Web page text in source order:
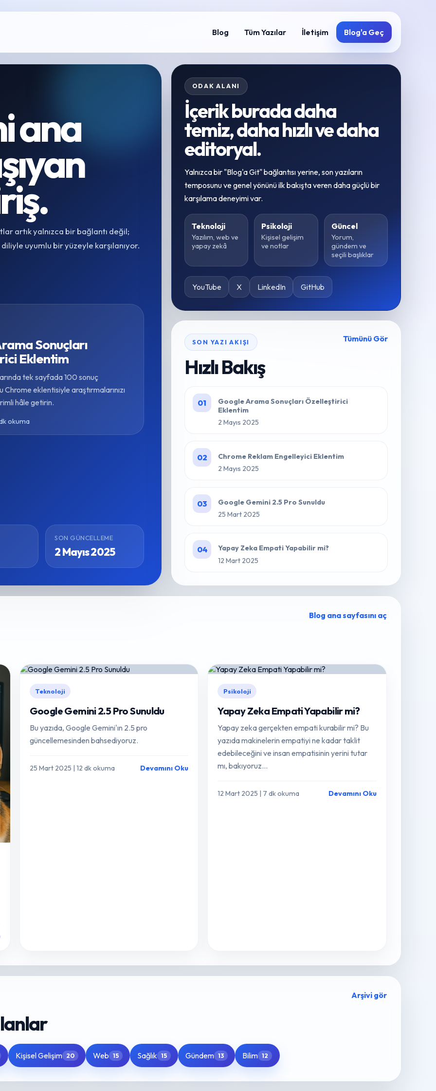
Blog Tüm Yazılar İletişim Blog'a Geç
ana
artık yalnızca bir bağlantı değil;
uyumlu bir yüzeyle karşılanıyor.
Sonuçları
Eklentim
tek sayfada 100 sonuç
Chrome eklentisiyle araştırmalarınızı
hâle getirin.
okuma
SON GÜNCELLEME
2 Mayıs 2025
ODAK ALANI
İçerik burada daha
temiz, daha hızlı ve daha
editoryal.
Yalnızca bir "Blog'a Git" bağlantısı yerine, son yazıların
temposunu ve genel yönünü ilk bakışta veren daha güçlü bir
karşılama deneyimi var.
Teknoloji
Yazılım, web ve
yapay zekâ
Psikoloji
Kişisel gelişim
ve notlar
Güncel
Yorum,
gündem ve
seçili başlıklar
YouTube X LinkedIn GitHub
SON YAZI AKIŞI
Hızlı Bakış
Tümünü Gör
01
Google Arama Sonuçları Özelleştirici
Eklentim
2 Mayıs 2025
02
Chrome Reklam Engelleyici Eklentim
2 Mayıs 2025
03
Google Gemini 2.5 Pro Sunuldu
25 Mart 2025
04
Yapay Zeka Empati Yapabilir mi?
12 Mart 2025
Blog ana sayfasını aç
Teknoloji
Google Gemini 2.5 Pro Sunuldu
Bu yazıda, Google Gemini'ın 2.5 pro
güncellemesinden bahsediyoruz.
25 Mart 2025 | 12 dk okuma Devamını Oku
Psikoloji
Yapay Zeka Empati Yapabilir mi?
Yapay zeka gerçekten empati kurabilir mi? Bu
yazıda makinelerin empatiyi ne kadar taklit
edebileceğini ve insan empatisinin yerini tutar
mı, bakıyoruz...
12 Mart 2025 | 7 dk okuma Devamını Oku
Arşivi gör
Kişisel Gelişim 20 Web 15 Sağlık 15 Gündem 13 Bilim 12